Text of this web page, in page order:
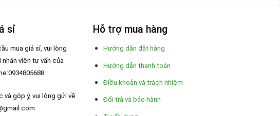
sỉ
mua giá sỉ, vui lòng
viên tư vấn của
và góp ý, vui lòng gửi về
Hỗ trợ mua hàng
Hướng dẫn đặt hàng
Hướng dẫn thanh toán
Điều khoản và trách nhiệm
Đổi trả và bảo hành